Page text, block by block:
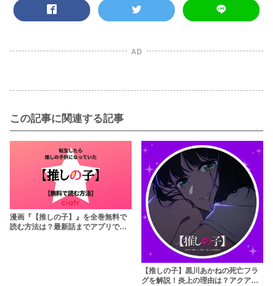
AD
この記事に関連する記事
漫画『【推しの子】』を全巻無料で
読む方法は？最新話までアプリで読
【推しの子】黒川あかねの死亡フラ
グを解説！炎上の理由は？アクアと